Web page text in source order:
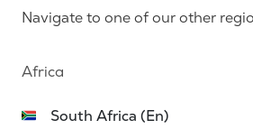
Navigate to one of our other
Africa
South Africa (En)